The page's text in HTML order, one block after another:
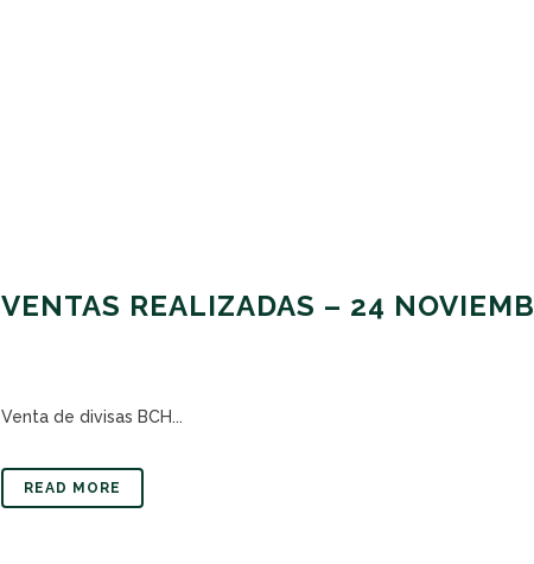
VENTAS REALIZADAS – 24
Venta de divisas BCH...
READ MORE